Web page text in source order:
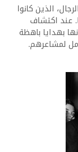
الذين كانوا
عند اكتشاف
بهدايا باهظة
لمشاعرهم.